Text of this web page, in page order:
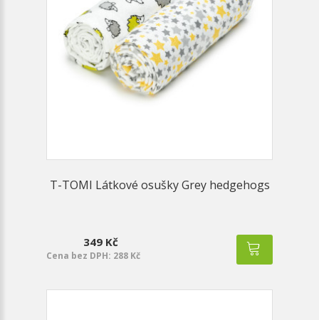
T-TOMI Látkové osušky Grey hedgehogs
349 Kč
Cena bez DPH: 288 Kč